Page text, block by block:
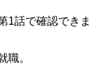
1話で確認できま
職。